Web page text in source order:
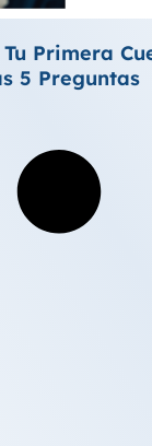
Primera
5 Preguntas